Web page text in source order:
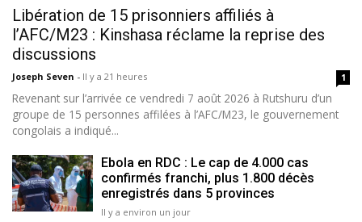
Libération de 15 prisonniers affiliés à
l’AFC/M23 : Kinshasa réclame la reprise des
discussions
Joseph Seven - Il y a 21 heures 1
Revenant sur l’arrivée ce vendredi 7 août 2026 à Rutshuru d’un
groupe de 15 personnes affilées à l’AFC/M23, le gouvernement
congolais a indiqué...
Ebola en RDC : Le cap de 4.000 cas
confirmés franchi, plus 1.800 décès
enregistrés dans 5 provinces
Il y a environ un jour